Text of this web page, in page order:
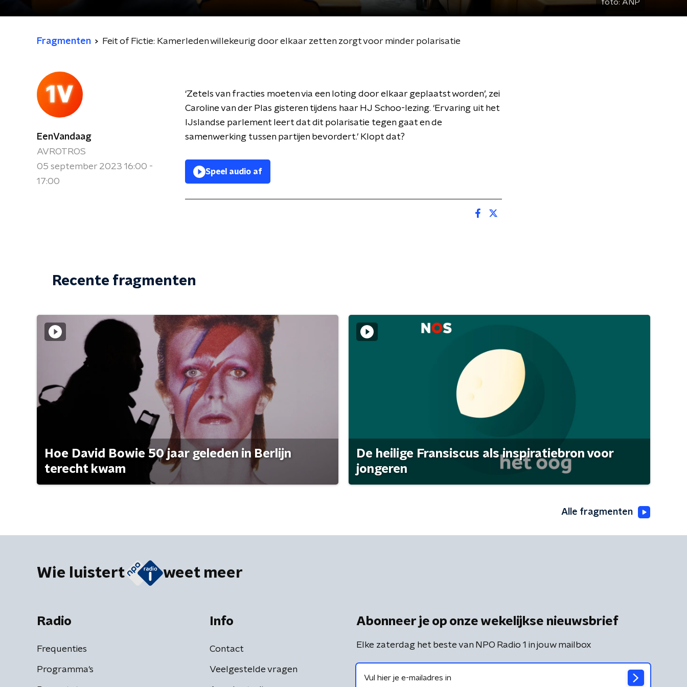
foto: ANP
Fragmenten Feit of Fictie: Kamerleden willekeurig door elkaar zetten zorgt voor minder polarisatie
EenVandaag
AVROTROS
05 september 2023 16:00 -
17:00
‘Zetels van fracties moeten via een loting door elkaar geplaatst worden’, zei
Caroline van der Plas gisteren tijdens haar HJ Schoo-lezing. ‘Ervaring uit het
IJslandse parlement leert dat dit polarisatie tegen gaat en de
samenwerking tussen partijen bevordert.’ Klopt dat?
Speel audio af
Recente fragmenten
Hoe David Bowie 50 jaar geleden in Berlijn
terecht kwam
De heilige Fransiscus als inspiratiebron voor
jongeren
Alle fragmenten
Wie luistert weet meer
Radio
Frequenties
Programma's
Info
Contact
Veelgestelde vragen
Abonneer je op onze wekelijkse nieuwsbrief
Elke zaterdag het beste van NPO Radio 1 in jouw mailbox